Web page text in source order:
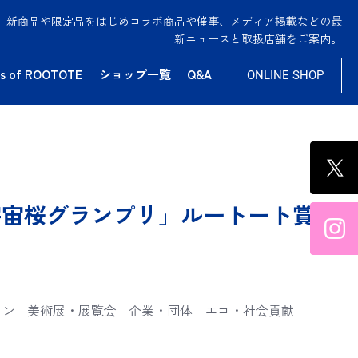
商品や限定品をはじめコラボ商品や催事、メディア掲載などの最
新ニュースと取扱店舗をご案内。
of ROOTOTE ショップ一覧 Q&A ONLINE SHOP
桜グランプリ」ルートート賞
美術展・展覧会 企業・団体 エコ・社会貢献